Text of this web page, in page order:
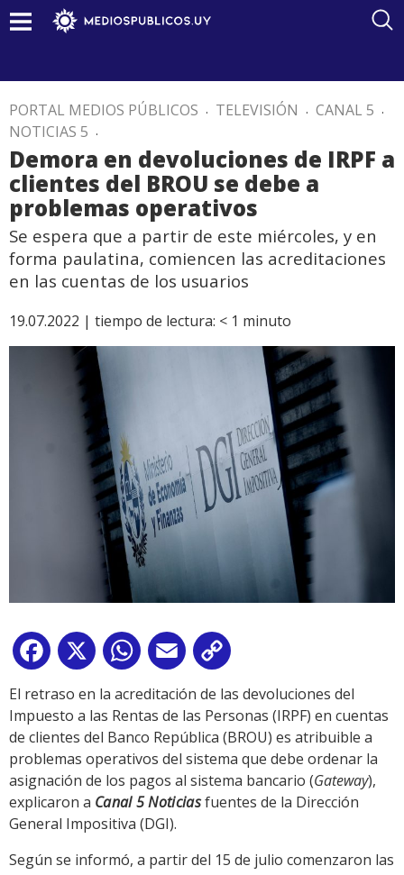
PORTAL MEDIOS PÚBLICOS . TELEVISIÓN . CANAL 5 .
NOTICIAS 5 .
Demora en devoluciones de IRPF a
clientes del BROU se debe a
problemas operativos
Se espera que a partir de este miércoles, y en
forma paulatina, comiencen las acreditaciones
en las cuentas de los usuarios
19.07.2022 | tiempo de lectura: < 1 minuto
Facebook
X WhatsApp
Email
Link
El retraso en la acreditación de las devoluciones del
Impuesto a las Rentas de las Personas (IRPF) en cuentas
de clientes del Banco República (BROU) es atribuible a
problemas operativos del sistema que debe ordenar la
asignación de los pagos al sistema bancario (Gateway),
explicaron a Canal 5 Noticiasfuentes de la Dirección
General Impositiva (DGI).
Según se informó, a partir del 15 de julio comenzaron las